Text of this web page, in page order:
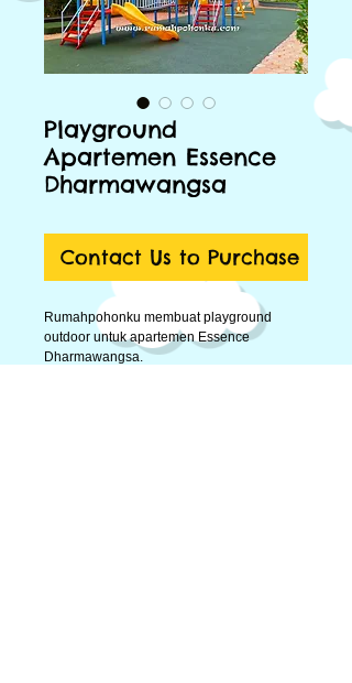
Playground
Apartemen Essence
Dharmawangsa
Contact Us to Purchase
Rumahpohonku membuat playground
outdoor untuk apartemen Essence
Dharmawangsa.